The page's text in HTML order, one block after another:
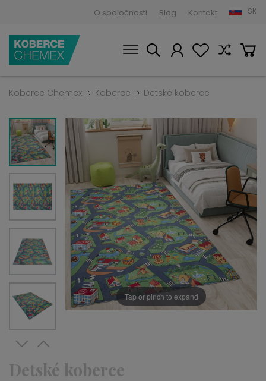
O spoločnosti Blog Kontakt SK
Koberce Chemex Koberce Detské koberce
Tap or pinch to expand
Detské koberce